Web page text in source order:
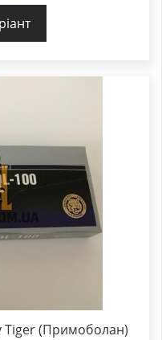
Tiger (Примоболан)